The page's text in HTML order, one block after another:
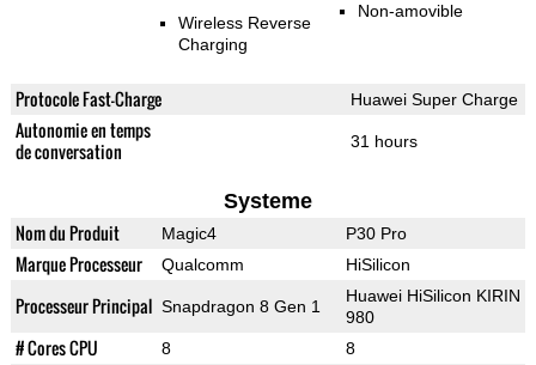
Wireless Reverse
Charging
Non-amovible
Protocole Fast-Charge Huawei Super Charge
Autonomie en temps
de conversation
31 hours
Systeme
Nom du Produit Magic4 P30 Pro
Marque Processeur Qualcomm HiSilicon
Processeur Principal Snapdragon 8 Gen 1
Huawei HiSilicon KIRIN
980
# Cores CPU 8 8